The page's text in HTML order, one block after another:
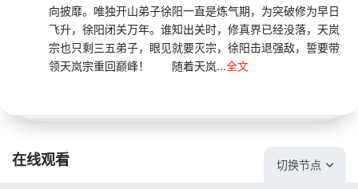
向披靡。唯独开山弟子徐阳一直是炼气期，为突破修为早日
飞升，徐阳闭关万年。谁知出关时，修真界已经没落，天岚
宗也只剩三五弟子，眼见就要灭宗，徐阳击退强敌，誓要带
领天岚宗重回巅峰！ 随着天岚...全文
在线观看 切换节点